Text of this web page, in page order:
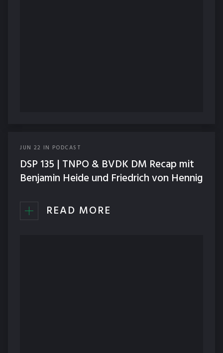
JUN 22 IN PODCAST
DSP 135 | TNPO & BVDK DM Recap mit
Benjamin Heide und Friedrich von Hennig
READ MORE